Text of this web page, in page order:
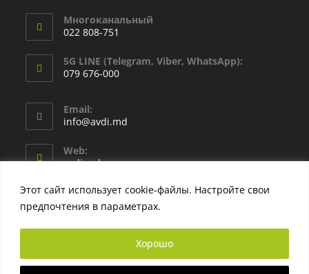
Этот сайт использует cookie-файлы. Настройте свои
предпочтения в параметрах.
Хорошо
Многоканальный
022 808-751
5G LINE (Telegram, Viber, WhatsApp):
079 676-000
Email:
info@avdi.md
Web:
avdi.md
Защита прав потребителей
Защита данных GDPR